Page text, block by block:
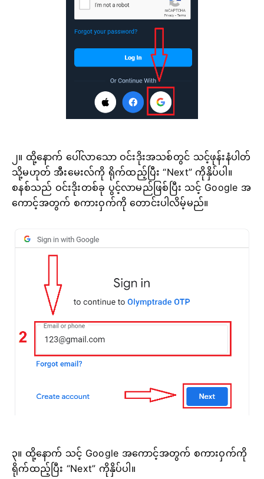
၂။ ထို့နောက် ပေါ်လာသော ဝင်းဒိုးအသစ်တွင် သင့်ဖုန်းနံပါတ်
သို့မဟုတ် အီးမေးလ်ကို ရိုက်ထည့်ပြီး “Next” ကိုနှိပ်ပါ။
စနစ်သည် ဝင်းဒိုးတစ်ခု ပွင့်လာမည်ဖြစ်ပြီး သင့် Google အ
ကောင့်အတွက် စကားဝှက်ကို တောင်းပါလိမ့်မည်။
၃။ ထို့နောက် သင့် Google အကောင့်အတွက် စကားဝှက်ကို
ရိုက်ထည့်ပြီး “Next” ကိုနှိပ်ပါ။